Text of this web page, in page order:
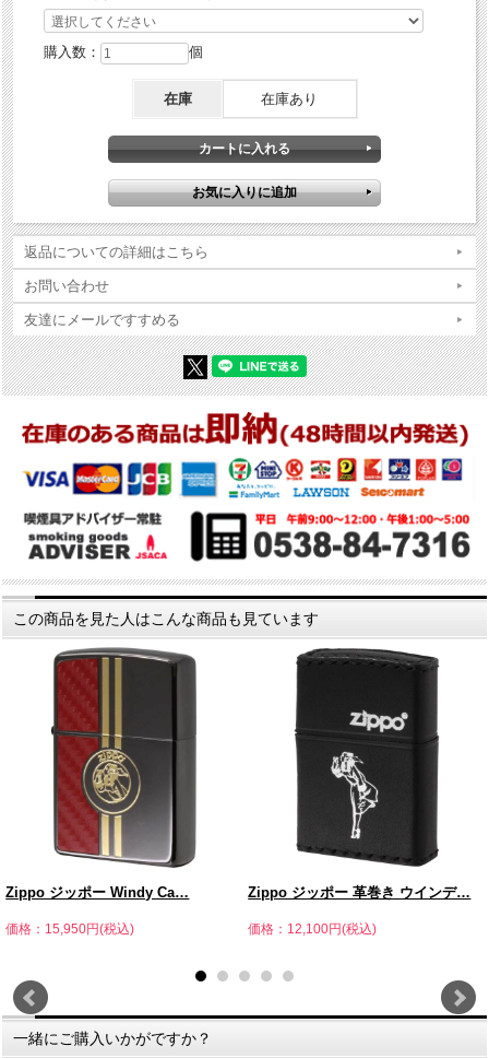
購入数： 個
在庫 在庫あり
返品についての詳細はこちら
お問い合わせ
友達にメールですすめる
この商品を見た人はこんな商品も見ています
Zippo ジッポー Windy Ca…
価格：15,950円(税込)
Zippo ジッポー 革巻き ウインデ…
価格：12,100円(税込)
一緒にご購入いかがですか？